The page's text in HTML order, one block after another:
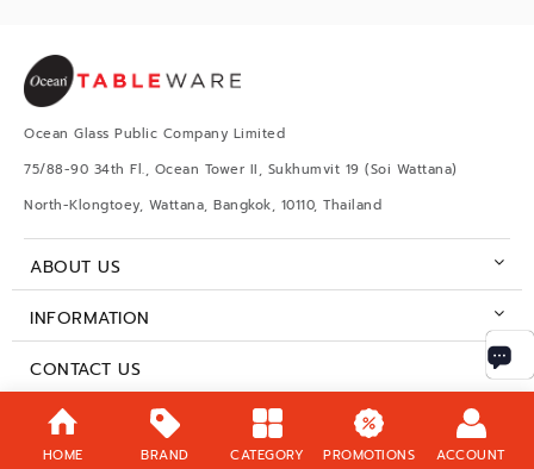
HOME BRAND CATEGORY PROMOTIONS ACCOUNT
Ocean Glass Public Company Limited
75/88-90 34th Fl., Ocean Tower II, Sukhumvit 19 (Soi Wattana)
North-Klongtoey, Wattana, Bangkok, 10110, Thailand
ABOUT US
INFORMATION
CONTACT US
BUSINESS HOURS